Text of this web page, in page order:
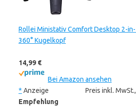
Rollei Ministativ Comfort Desktop 2-
360° Kugelkopf
14,99 €
Bei Amazon ansehen
* Anzeige
Preis inkl.
Empfehlung